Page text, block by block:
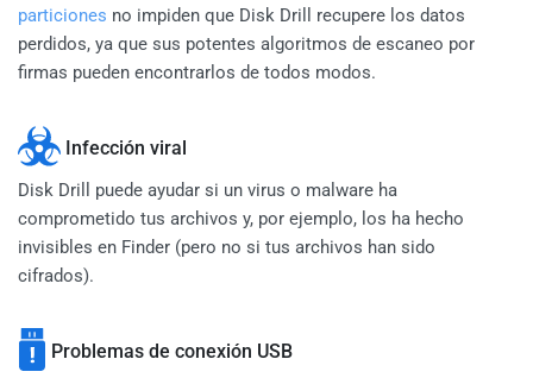
particiones no impiden que Disk Drill recupere los datos
perdidos, ya que sus potentes algoritmos de escaneo por
firmas pueden encontrarlos de todos modos.
Infección viral
Disk Drill puede ayudar si un virus o malware ha
comprometido tus archivos y, por ejemplo, los ha hecho
invisibles en Finder (pero no si tus archivos han sido
cifrados).
Problemas de conexión USB